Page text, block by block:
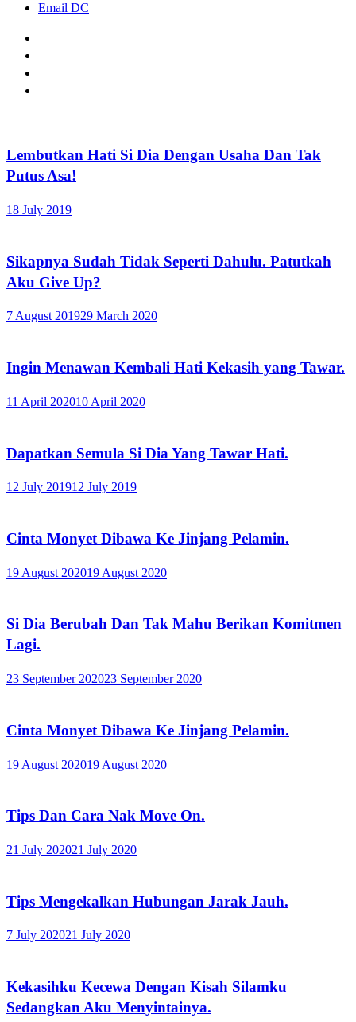
Email DC
Lembutkan Hati Si Dia Dengan Usaha Dan Tak
Putus Asa!
18 July 2019
Sikapnya Sudah Tidak Seperti Dahulu. Patutkah
Aku Give Up?
7 August 201929 March 2020
Ingin Menawan Kembali Hati Kekasih yang Tawar.
11 April 202010 April 2020
Dapatkan Semula Si Dia Yang Tawar Hati.
12 July 201912 July 2019
Cinta Monyet Dibawa Ke Jinjang Pelamin.
19 August 202019 August 2020
Si Dia Berubah Dan Tak Mahu Berikan Komitmen
Lagi.
23 September 202023 September 2020
Cinta Monyet Dibawa Ke Jinjang Pelamin.
19 August 202019 August 2020
Tips Dan Cara Nak Move On.
21 July 202021 July 2020
Tips Mengekalkan Hubungan Jarak Jauh.
7 July 202021 July 2020
Kekasihku Kecewa Dengan Kisah Silamku
Sedangkan Aku Menyintainya.